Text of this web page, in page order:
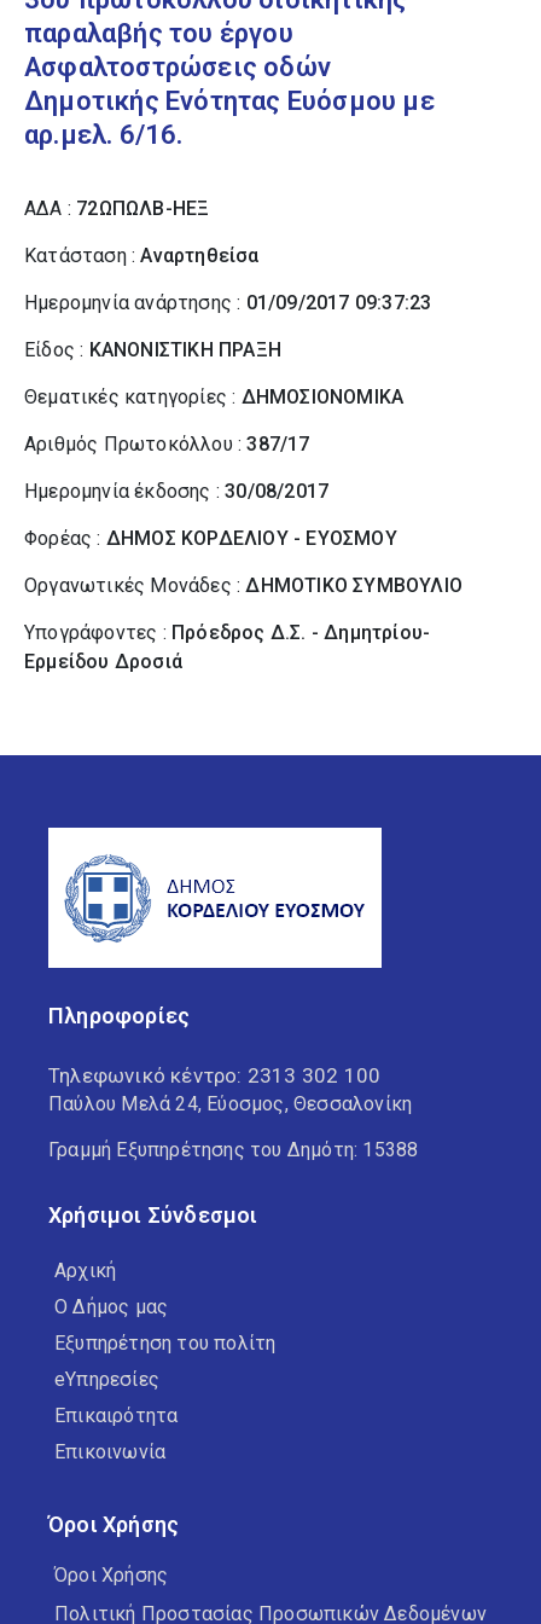
παραλαβής του έργου
Ασφαλτοστρώσεις οδών
Δημοτικής Ενότητας Ευόσμου με
αρ.μελ. 6/16.
ΑΔΑ : 72ΩΠΩΛΒ-ΗΕΞ
Κατάσταση :Αναρτηθείσα
Ημερομηνία ανάρτησης : 01/09/2017 09:37:23
Είδος : ΚΑΝΟΝΙΣΤΙΚΗ ΠΡΑΞΗ
Θεματικές κατηγορίες : ΔΗΜΟΣΙΟΝΟΜΙΚΑ
Αριθμός Πρωτοκόλλου :387/17
Ημερομηνία έκδοσης :30/08/2017
Φορέας : ΔΗΜΟΣ ΚΟΡΔΕΛΙΟΥ - ΕΥΟΣΜΟΥ
Οργανωτικές Μονάδες :ΔΗΜΟΤΙΚΟ ΣΥΜΒΟΥΛΙΟ
Υπογράφοντες : Πρόεδρος Δ.Σ. - Δημητρίου-
Ερμείδου Δροσιά
Πληροφορίες
Τηλεφωνικό κέντρο: 2313 302 100
Παύλου Μελά 24, Εύοσμος, Θεσσαλονίκη
Γραμμή Εξυπηρέτησης του Δημότη: 15388
Χρήσιμοι Σύνδεσμοι
Αρχική
Ο Δήμος μας
Εξυπηρέτηση του πολίτη
eΥπηρεσίες
Επικαιρότητα
Επικοινωνία
Όροι Χρήσης
Όροι Χρήσης
Πολιτική Προστασίας Προσωπικών Δεδομένων